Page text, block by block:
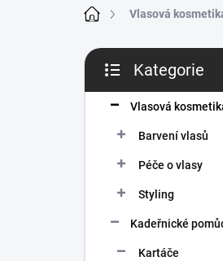
Domů Vlasová
P
s
kategorie
Kategorie
Vlasová
Barvení vlasů
Péče o vlasy
Styling
Kadeřnické
Kartáče